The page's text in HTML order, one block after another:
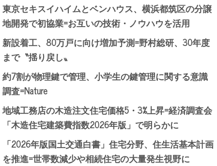
東京セキスイハイムとベンハウス、横浜都筑区の分譲
地開発で初協業=お互いの技術・ノウハウを活用
新設着工、80万戸に向け増加予測=野村総研、30年度
まで〝揺り戻し〟
約7割が物理鍵で管理、小学生の鍵管理に関する意識
調査=Nature
地域工務店の木造注文住宅価格5・3%上昇=経済調査会
「木造住宅建築費指数2026年版」で明らかに
「2026年版国土交通白書」住宅分野、住生活基本計画
を推進=世帯数減少や相続住宅の大量発生視野に